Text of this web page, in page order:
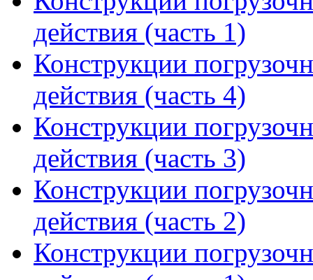
действия (часть 1)
Конструкции
действия (часть 4)
Конструкции
действия (часть 3)
Конструкции
действия (часть 2)
Конструкции